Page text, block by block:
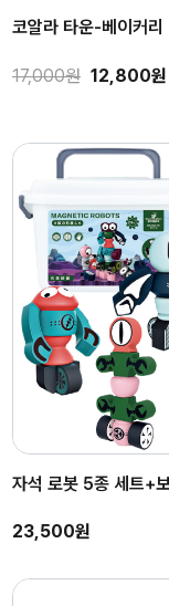
코알라 타운-베이커
17,000원 12,800원
자석 로봇 5종 세트+
23,500원